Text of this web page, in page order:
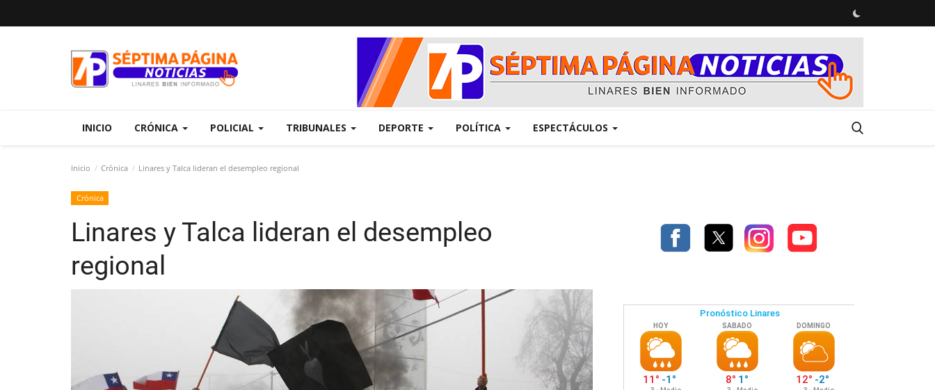
INICIO CRÓNICA POLICIAL TRIBUNALES DEPORTE POLÍTICA ESPECTÁCULOS
Inicio Crónica Linares y Talca lideran el desempleo regional
Crónica
Linares y Talca lideran el desempleo
regional